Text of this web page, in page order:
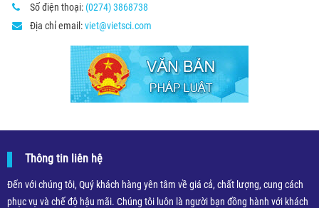
Số điện thoại: (0274) 3868738
Địa chỉ email:viet@vietsci.com
Thông tin liên hệ
Đến với chúng tôi, Quý khách hàng yên tâm về giá cả, chất lượng, cung cách
phục vụ và chế độ hậu mãi. Chúng tôi luôn là người bạn đồng hành với khách